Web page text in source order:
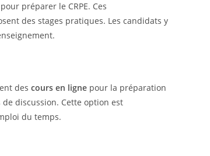
préparer le CRPE. Ces
des stages pratiques. Les candidats y
des cours en ligne pour la préparation
discussion. Cette option est
du temps.